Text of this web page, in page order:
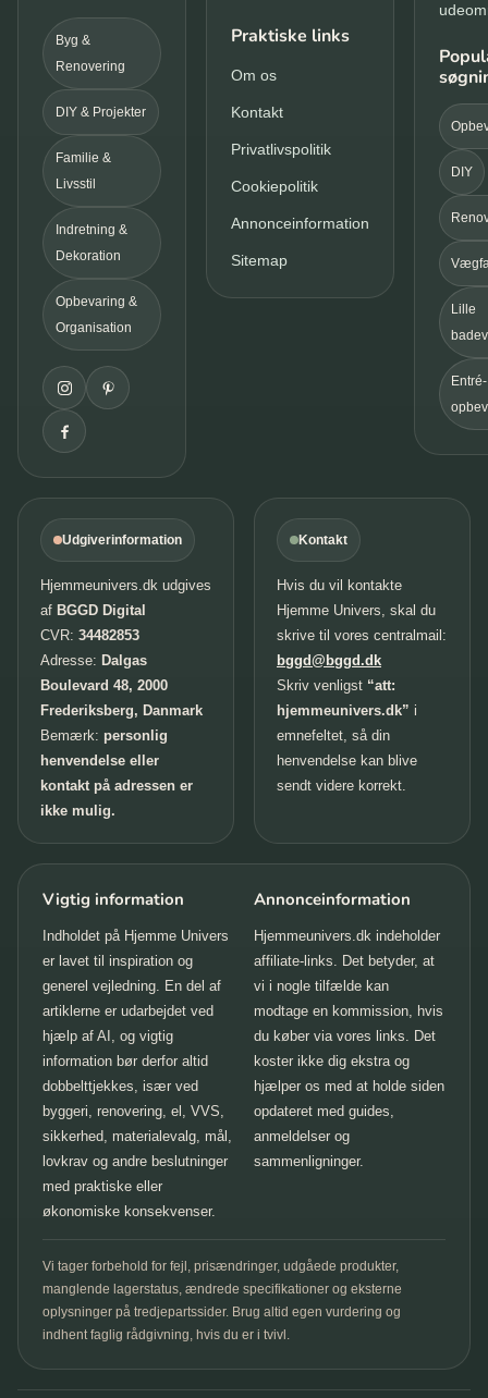
Byg &
Renovering
DIY & Projekter
Familie &
Livsstil
Indretning &
Dekoration
Opbevaring &
Organisation
Praktiske links
Om os
Kontakt
Privatlivspolitik
Cookiepolitik
Annonceinformation
Sitemap
DIY
Lille
Entré-
Udgiverinformation
Hjemmeunivers.dk udgives
af BGGD Digital
CVR: 34482853
Adresse: Dalgas
Boulevard 48, 2000
Frederiksberg, Danmark
Bemærk: personlig
henvendelse eller
kontakt på adressen er
ikke mulig.
Kontakt
Hvis du vil kontakte
Hjemme Univers, skal du
skrive til vores centralmail:
bggd@bggd.dk
Skriv venligst “att:
hjemmeunivers.dk” i
emnefeltet, så din
henvendelse kan blive
sendt videre korrekt.
Vigtig information
Indholdet på Hjemme Univers
er lavet til inspiration og
generel vejledning. En del af
artiklerne er udarbejdet ved
hjælp af AI, og vigtig
information bør derfor altid
dobbelttjekkes, især ved
byggeri, renovering, el, VVS,
sikkerhed, materialevalg, mål,
lovkrav og andre beslutninger
med praktiske eller
økonomiske konsekvenser.
Annonceinformation
Hjemmeunivers.dk indeholder
affiliate-links. Det betyder, at
vi i nogle tilfælde kan
modtage en kommission, hvis
du køber via vores links. Det
koster ikke dig ekstra og
hjælper os med at holde siden
opdateret med guides,
anmeldelser og
sammenligninger.
Vi tager forbehold for fejl, prisændringer, udgåede produkter,
manglende lagerstatus, ændrede specifikationer og eksterne
oplysninger på tredjepartssider. Brug altid egen vurdering og
indhent faglig rådgivning, hvis du er i tvivl.